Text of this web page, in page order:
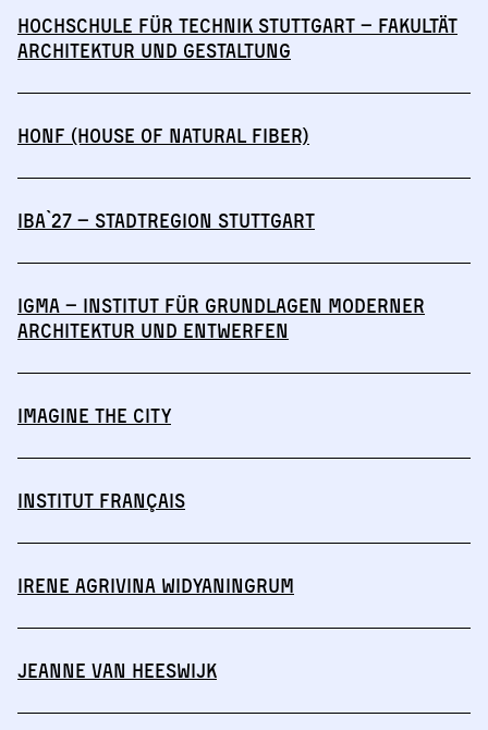
Hochschule für Technik Stuttgart – Fakultät
Architektur und Gestaltung
HONF (House of Natural Fiber)
IBA`27 – StadtRegion Stuttgart
IGmA – Institut für Grundlagen moderner
Architektur und Entwerfen
IMAGINE THE CITY
Institut français
Irene Agrivina Widyaningrum
Jeanne van Heeswijk